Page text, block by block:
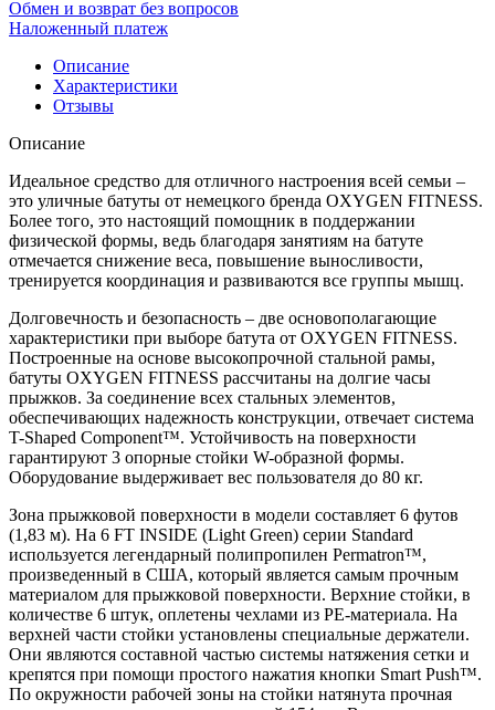
Обмен и возврат без вопросов
Наложенный платеж
Описание
Характеристики
Отзывы
Описание
Идеальное средство для отличного настроения всей семьи –
это уличные батуты от немецкого бренда OXYGEN FITNESS.
Более того, это настоящий помощник в поддержании
физической формы, ведь благодаря занятиям на батуте
отмечается снижение веса, повышение выносливости,
тренируется координация и развиваются все группы мышц.
Долговечность и безопасность – две основополагающие
характеристики при выборе батута от OXYGEN FITNESS.
Построенные на основе высокопрочной стальной рамы,
батуты OXYGEN FITNESS рассчитаны на долгие часы
прыжков. За соединение всех стальных элементов,
обеспечивающих надежность конструкции, отвечает система
T-Shaped Component™. Устойчивость на поверхности
гарантируют 3 опорные стойки W-образной формы.
Оборудование выдерживает вес пользователя до 80 кг.
Зона прыжковой поверхности в модели составляет 6 футов
(1,83 м). На 6 FT INSIDE (Light Green) серии Standard
используется легендарный полипропилен Permatron™,
произведенный в США, который является самым прочным
материалом для прыжковой поверхности. Верхние стойки, в
количестве 6 штук, оплетены чехлами из PE-материала. На
верхней части стойки установлены специальные держатели.
Они являются составной частью системы натяжения сетки и
крепятся при помощи простого нажатия кнопки Smart Push™.
По окружности рабочей зоны на стойки натянута прочная